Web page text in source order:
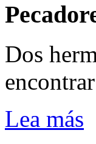
Dos
Lea más